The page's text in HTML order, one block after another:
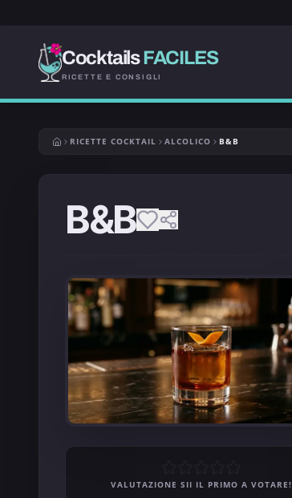
CocktailsFACILES
RICETTE E CONSIGLI
RICETTE COCKTAIL ALCOLICO B&B
B&B
VALUTAZIONE SII IL PRIMO A VOTARE!